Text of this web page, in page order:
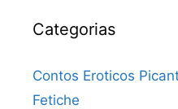
Categorias
Contos Eroticos
Fetiche